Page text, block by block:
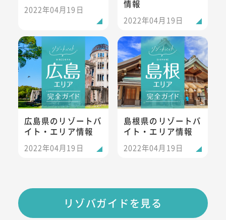
2022年04月19日
情報
2022年04月19日
広島県のリゾートバイト・エリア情報
広島県のリゾートバ
イト・エリア情報
2022年04月19日
島根県のリゾートバイト・エリ
島根県のリゾートバ
イト・エリア情報
2022年04月19日
リゾバガイドを見る